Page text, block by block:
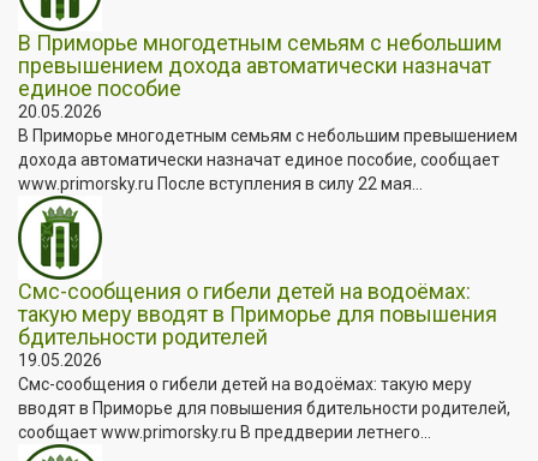
В Приморье многодетным семьям с небольшим
превышением дохода автоматически назначат
единое пособие
20.05.2026
В Приморье многодетным семьям с небольшим превышением
дохода автоматически назначат единое пособие, сообщает
www.primorsky.ru После вступления в силу 22 мая...
Смс-сообщения о гибели детей на водоёмах:
такую меру вводят в Приморье для повышения
бдительности родителей
19.05.2026
Смс-сообщения о гибели детей на водоёмах: такую меру
вводят в Приморье для повышения бдительности родителей,
сообщает www.primorsky.ru В преддверии летнего...